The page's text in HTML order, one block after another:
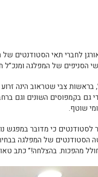
לחברי תאי הסטודנטים של
הסניפים של המפלגה ומנכ”ל
בראשות צבי שטראוב הינה
גם בקמפוסים השונים וגם
שוטף.
לסטודנטים כי מדובר במפגש
מהפכות. בהצלחה!” כתב